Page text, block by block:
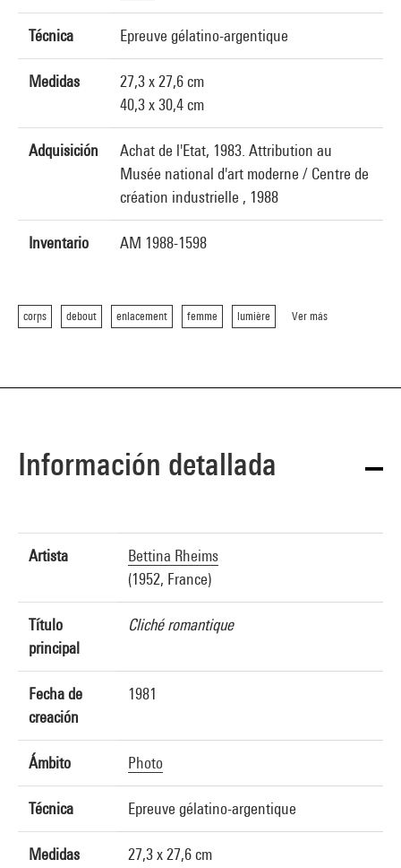
Técnica Epreuve gélatino-argentique
Medidas
27,3 x 27,6 cm
40,3 x 30,4 cm
Adquisición
Achat de l'Etat, 1983. Attribution au
Musée national d'art moderne / Centre de
création industrielle , 1988
Inventario AM 1988-1598
corps debout enlacement femme lumière Ver más
Información detallada
Artista
Bettina Rheims
(1952, France)
Título
principal
Cliché romantique
Fecha de
creación
1981
Ámbito Photo
Técnica Epreuve gélatino-argentique
Medidas 27,3 x 27,6 cm